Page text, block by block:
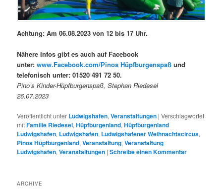
Achtung: Am 06.08.2023 von 12 bis 17 Uhr.
Nähere Infos gibt es auch auf Facebook
unter:www.Facebook.com/Pinos Hüpfburgenspaß und
telefonisch unter: 01520 491 72 50.
Pino’s Kinder-Hüpfburgenspaß, Stephan Riedesel
26.07.2023
Veröffentlicht unter Ludwigshafen,Veranstaltungen |Verschlagwortet
mitFamilie Riedesel,Hüpfburgenland,Hüpfburgenland
Ludwigshafen, Ludwigshafen, Ludwigshafener Weihnachtscircus,
Pinos Hüpfburgenland,Veranstaltung,Veranstaltung
Ludwigshafen,Veranstaltungen |Schreibe einen Kommentar
ARCHIVE